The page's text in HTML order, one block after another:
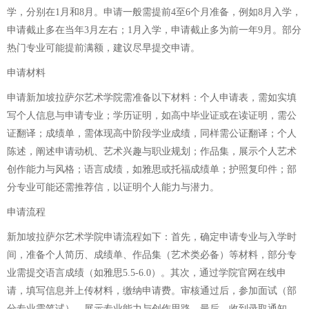
学，分别在1月和8月。申请一般需提前4至6个月准备，例如8月入学，
申请截止多在当年3月左右；1月入学，申请截止多为前一年9月。部分
热门专业可能提前满额，建议尽早提交申请。
申请材料
申请新加坡拉萨尔艺术学院需准备以下材料：个人申请表，需如实填
写个人信息与申请专业；学历证明，如高中毕业证或在读证明，需公
证翻译；成绩单，需体现高中阶段学业成绩，同样需公证翻译；个人
陈述，阐述申请动机、艺术兴趣与职业规划；作品集，展示个人艺术
创作能力与风格；语言成绩，如雅思或托福成绩单；护照复印件；部
分专业可能还需推荐信，以证明个人能力与潜力。
申请流程
新加坡拉萨尔艺术学院申请流程如下：首先，确定申请专业与入学时
间，准备个人简历、成绩单、作品集（艺术类必备）等材料，部分专
业需提交语言成绩（如雅思5.5-6.0）。其次，通过学院官网在线申
请，填写信息并上传材料，缴纳申请费。审核通过后，参加面试（部